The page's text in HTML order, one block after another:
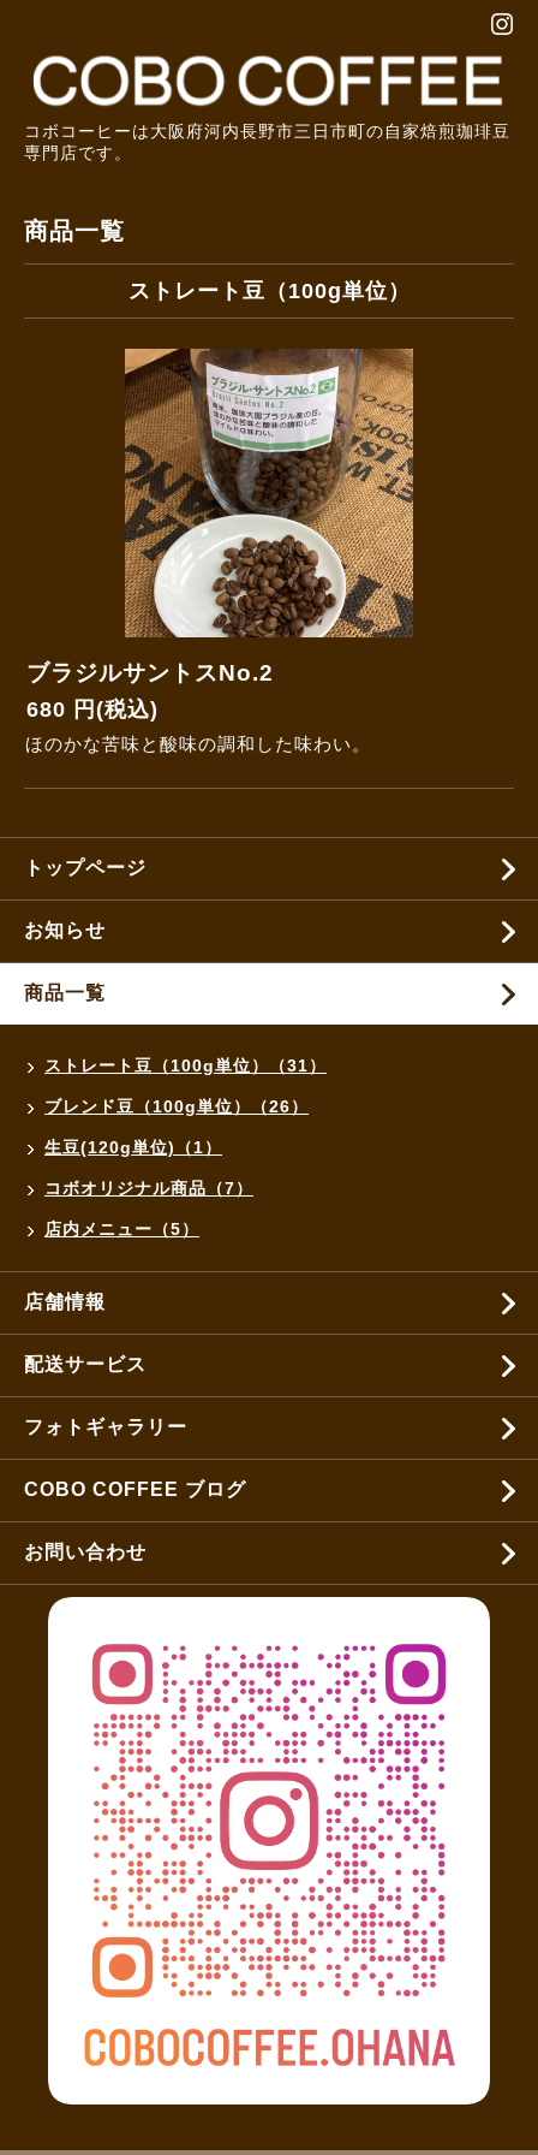
コボコーヒーは大阪府河内長野市三日市町の自家焙煎珈琲豆
専門店です。
商品一覧
ストレート豆（100g単位）
ブラジルサントスNo.2
680 円(税込)
ほのかな苦味と酸味の調和した味わい。
トップページ
お知らせ
商品一覧
ストレート豆（100g単位）（31）
ブレンド豆（100g単位）（26）
生豆(120g単位)（1）
コボオリジナル商品（7）
店内メニュー（5）
店舗情報
配送サービス
フォトギャラリー
COBO COFFEE ブログ
お問い合わせ